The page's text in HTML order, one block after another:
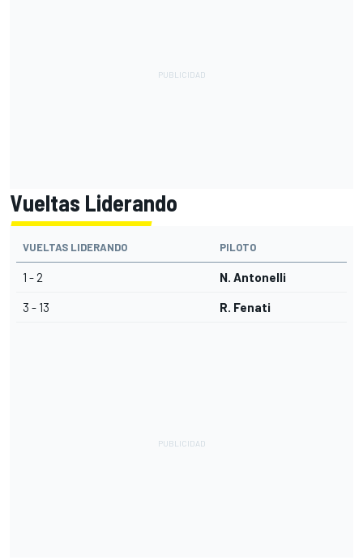
Vueltas Liderando
VUELTAS LIDERANDO PILOTO
1 - 2 N. Antonelli
3 - 13 R. Fenati